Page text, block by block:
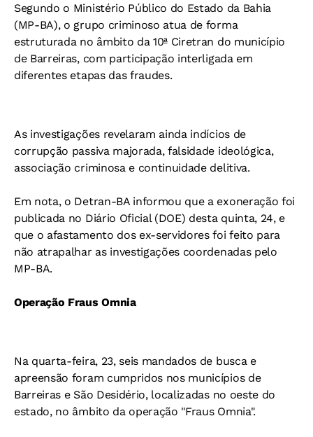
Segundo o Ministério Público do Estado da Bahia
(MP-BA), o grupo criminoso atua de forma
estruturada no âmbito da 10ª Ciretran do município
de Barreiras, com participação interligada em
diferentes etapas das fraudes.
As investigações revelaram ainda indícios de
corrupção passiva majorada, falsidade ideológica,
associação criminosa e continuidade delitiva.
Em nota, o Detran-BA informou que a exoneração foi
publicada no Diário Oficial (DOE) desta quinta, 24, e
que o afastamento dos ex-servidores foi feito para
não atrapalhar as investigações coordenadas pelo
MP-BA.
Operação Fraus Omnia
Na quarta-feira, 23, seis mandados de busca e
apreensão foram cumpridos nos municípios de
Barreiras e São Desidério, localizadas no oeste do
estado, no âmbito da operação "Fraus Omnia".